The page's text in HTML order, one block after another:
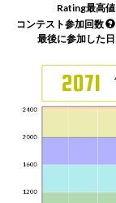
Rating最高値
コンテスト参加回数
最後に参加した日